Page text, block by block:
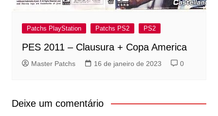
Patchs PlayStation Patchs PS2 PS2
PES 2011 – Clausura + Copa America
Master Patchs 16 de janeiro de 2023 0
Deixe um comentário